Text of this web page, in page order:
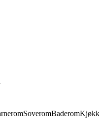
SoveromBaderom